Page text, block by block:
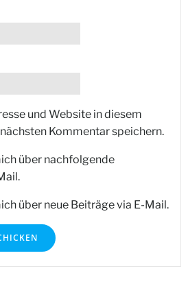
und Website in diesem
Kommentar speichern.
über nachfolgende
über neue Beiträge via E-Mail.